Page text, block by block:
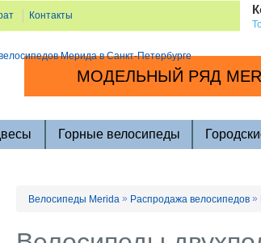
Контакты
МОДЕЛЬНЫЙ РЯД
Горные велосипеды
Велосипеды Merida » Распродажа велосипедов »